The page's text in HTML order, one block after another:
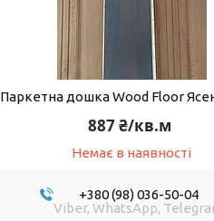
Паркетна дошка Wood Floor
887 ₴/кв.м
Немає в наявності
+380 (98) 036-50-04
Viber, WhatsApp,